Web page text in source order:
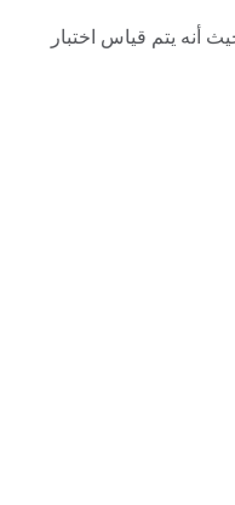
أنه يتم قياس اختبار